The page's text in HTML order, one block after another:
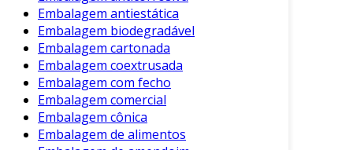
Redução de Erros:Minimiza erros de
impressão e design antes da produção em
massa.
Economia de Tempo e Recursos:
desperdícios ao confirmar detalhes
essenciais na fase de design.
Esses benefícios tornam o mockup uma etapa
Embalagem antiestática
Embalagem biodegradável
Embalagem cartonada
Embalagem coextrusada
Embalagem com fecho
Embalagem comercial
Embalagem cônica
Embalagem de alimentos